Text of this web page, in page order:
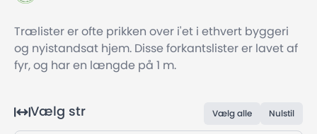
Trælister er ofte prikken over i'et i ethvert byggeri
og nyistandsat hjem. Disse forkantslister er lavet af
fyr, og har en længde på 1 m.
Vælg str Vælg alle Nulstil